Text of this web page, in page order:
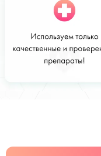
Стоимость
от 6 200 руб